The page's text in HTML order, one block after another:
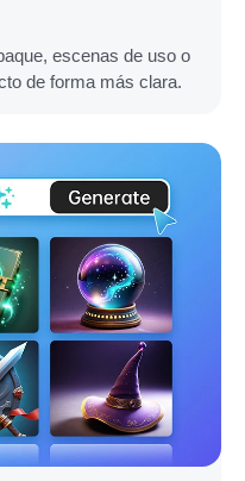
escenas de uso o
de forma más clara.